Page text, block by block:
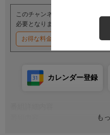
このチャンネルのご視聴には、
必要となります。
お得な料金割引キャンペーン実
も
カレンダー登録